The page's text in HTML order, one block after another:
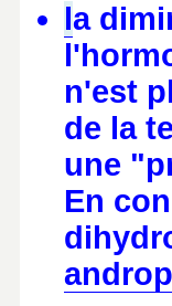
la
n'est
de la
une
En